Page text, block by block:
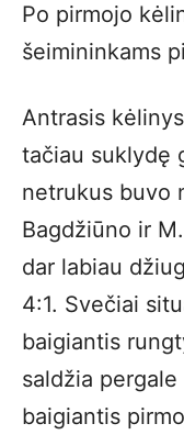
Po pirmojo
šeimininkams
Antrasis
tačiau suklydę
netrukus buvo
Bagdžiūno ir
dar labiau
4:1. Svečiai
baigiantis
saldžia
baigiantis